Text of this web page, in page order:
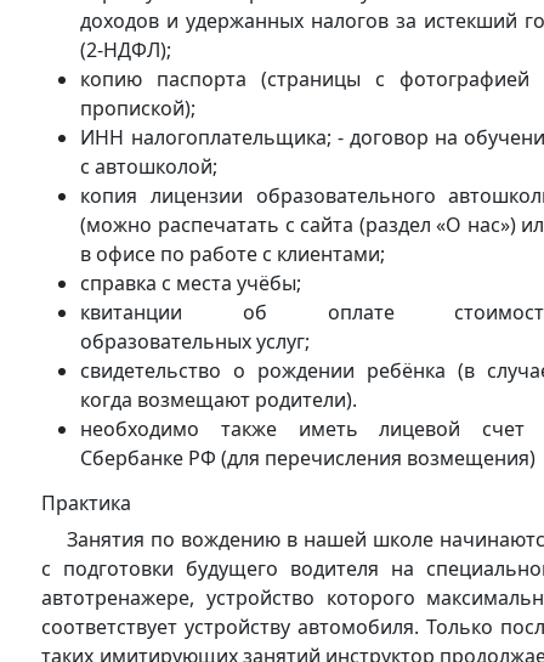
доходов и удержанных налогов за истекший
(2-НДФЛ);
копию паспорта (страницы с фотографией
пропиской);
ИНН налогоплательщика; - договор на
с автошколой;
копия лицензии образовательного
(можно распечатать с сайта (раздел «О нас»)
в офисе по работе с клиентами;
справка с места учёбы;
квитанции об оплате
образовательных услуг;
свидетельство о рождении ребёнка (в
когда возмещают родители).
необходимо также иметь лицевой счет
Сбербанке РФ (для перечисления возмещения)
Практика
Занятия по вождению в нашей школе
с подготовки будущего водителя на
автотренажере, устройство которого
соответствует устройству автомобиля. Только
таких имитирующих занятий инструктор